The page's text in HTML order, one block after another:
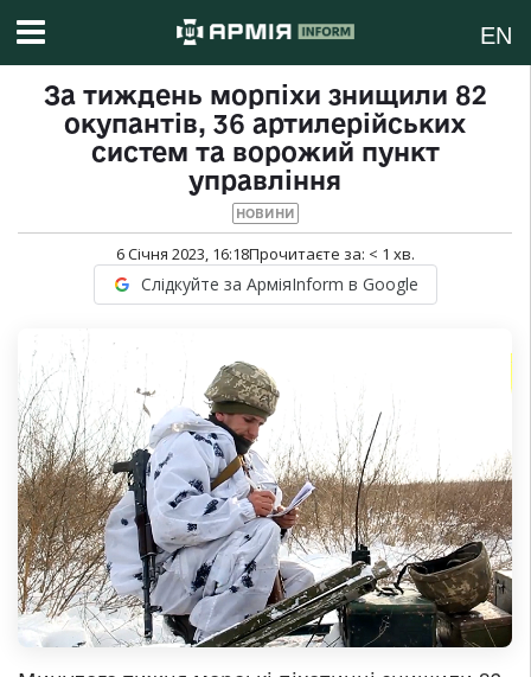
EN
За тиждень морпіхи знищили 82
окупантів, 36 артилерійських
систем та ворожий пункт
управління
НОВИНИ
6 Січня 2023, 16:18Прочитаєте за: < 1 хв.
Слідкуйте за АрміяInform в Google